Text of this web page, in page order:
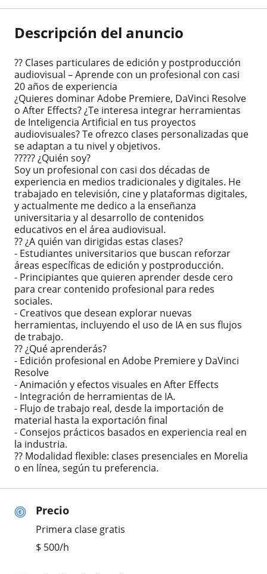
Precio
Primera clase gratis
$ 500/h
Descripción del anuncio
?? Clases particulares de edición y postproducción
audiovisual – Aprende con un profesional con casi
20 años de experiencia
¿Quieres dominar Adobe Premiere, DaVinci Resolve
o After Effects? ¿Te interesa integrar herramientas
de Inteligencia Artificial en tus proyectos
audiovisuales? Te ofrezco clases personalizadas que
se adaptan a tu nivel y objetivos.
????? ¿Quién soy?
Soy un profesional con casi dos décadas de
experiencia en medios tradicionales y digitales. He
trabajado en televisión, cine y plataformas digitales,
y actualmente me dedico a la enseñanza
universitaria y al desarrollo de contenidos
educativos en el área audiovisual.
?? ¿A quién van dirigidas estas clases?
- Estudiantes universitarios que buscan reforzar
áreas específicas de edición y postproducción.
- Principiantes que quieren aprender desde cero
para crear contenido profesional para redes
sociales.
- Creativos que desean explorar nuevas
herramientas, incluyendo el uso de IA en sus flujos
de trabajo.
?? ¿Qué aprenderás?
- Edición profesional en Adobe Premiere y DaVinci
Resolve
- Animación y efectos visuales en After Effects
- Integración de herramientas de IA.
- Flujo de trabajo real, desde la importación de
material hasta la exportación final
- Consejos prácticos basados en experiencia real en
la industria.
?? Modalidad flexible: clases presenciales en Morelia
o en línea, según tu preferencia.